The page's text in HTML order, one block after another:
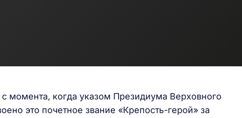
момента, когда указом Президиума Верховного
это почетное звание «Крепость-герой» за